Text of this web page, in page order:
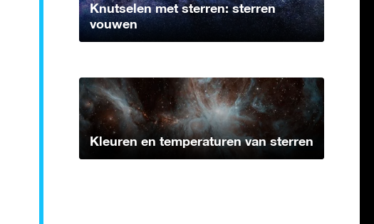
Knutselen met sterren: sterren
vouwen
Kleuren en temperaturen van sterren